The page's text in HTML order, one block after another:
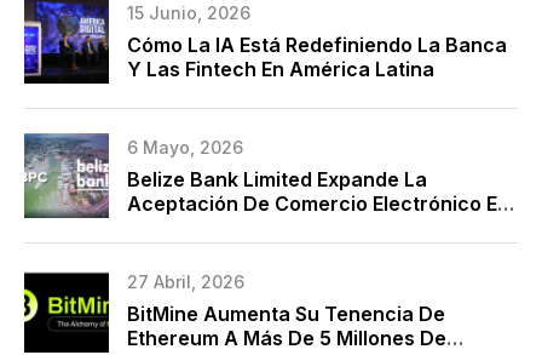
15 Junio, 2026
Cómo La IA Está Redefiniendo La Banca
Y Las Fintech En América Latina
6 Mayo, 2026
Belize Bank Limited Expande La
Aceptación De Comercio Electrónico En
De Modernización De Pagos
27 Abril, 2026
BitMine Aumenta Su Tenencia De
Ethereum A Más De 5 Millones De